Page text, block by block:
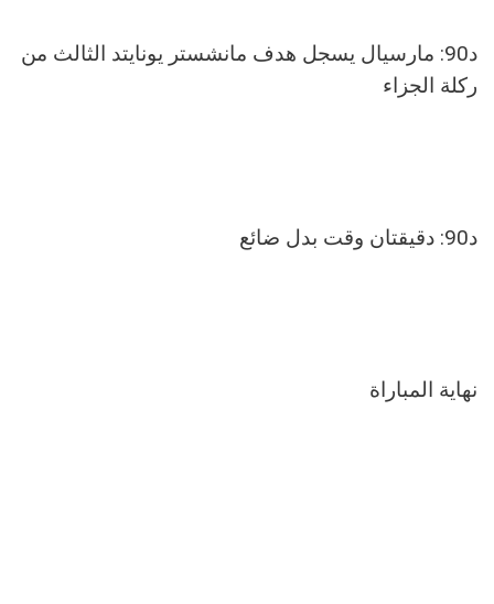
د90: مارسيال يسجل هدف مانشستر يونايتد الثالث من
ركلة الجزاء
د90: دقيقتان وقت بدل ضائع
نهاية المباراة